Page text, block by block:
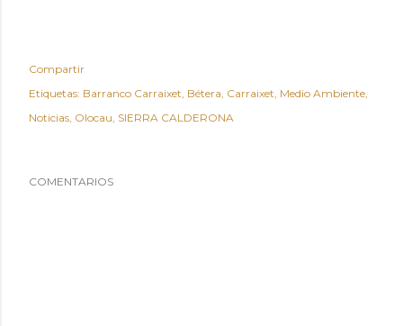
Compartir
Etiquetas: Barranco Carraixet Bétera Carraixet Medio Ambiente
Noticias Olocau SIERRA CALDERONA
COMENTARIOS